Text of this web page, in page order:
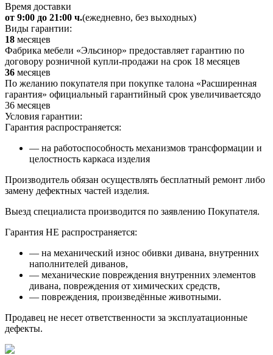
Время доставки
от 9:00 до 21:00 ч.(ежедневно, без выходных)
Виды гарантии:
18 месяцев
Фабрика мебели «Эльсинор» предоставляет гарантию по
договору розничной купли-продажи на срок 18 месяцев
36 месяцев
По желанию покупателя при покупке талона «Расширенная
гарантия» официальный гарантийный срок увеличиваетсядо
36 месяцев
Условия гарантии:
Гарантия распространяется:
— на работоспособность механизмов трансформации и
целостность каркаса изделия
Производитель обязан осуществлять бесплатный ремонт либо
замену дефектных частей изделия.
Выезд специалиста производится по заявлению Покупателя.
Гарантия НЕ распространяется:
— на механический износ обивки дивана, внутренних
наполнителей диванов,
— механические повреждения внутренних элементов
дивана, повреждения от химических средств,
— повреждения, произведённые животными.
Продавец не несет ответственности за эксплуатационные
дефекты.